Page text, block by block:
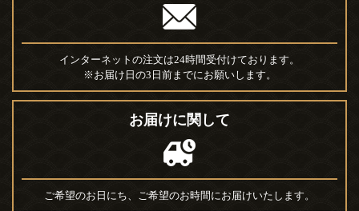
インターネットの注文は24時間受付けております。
※お届け日の3日前までにお願いします。
お届けに関して
ご希望のお日にち、ご希望のお時間にお届けいたします。